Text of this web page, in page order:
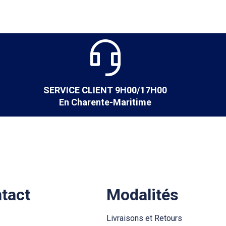
SERVICE CLIENT 9H00/17H00
En Charente-Maritime
Modalités
Livraisons et Retours